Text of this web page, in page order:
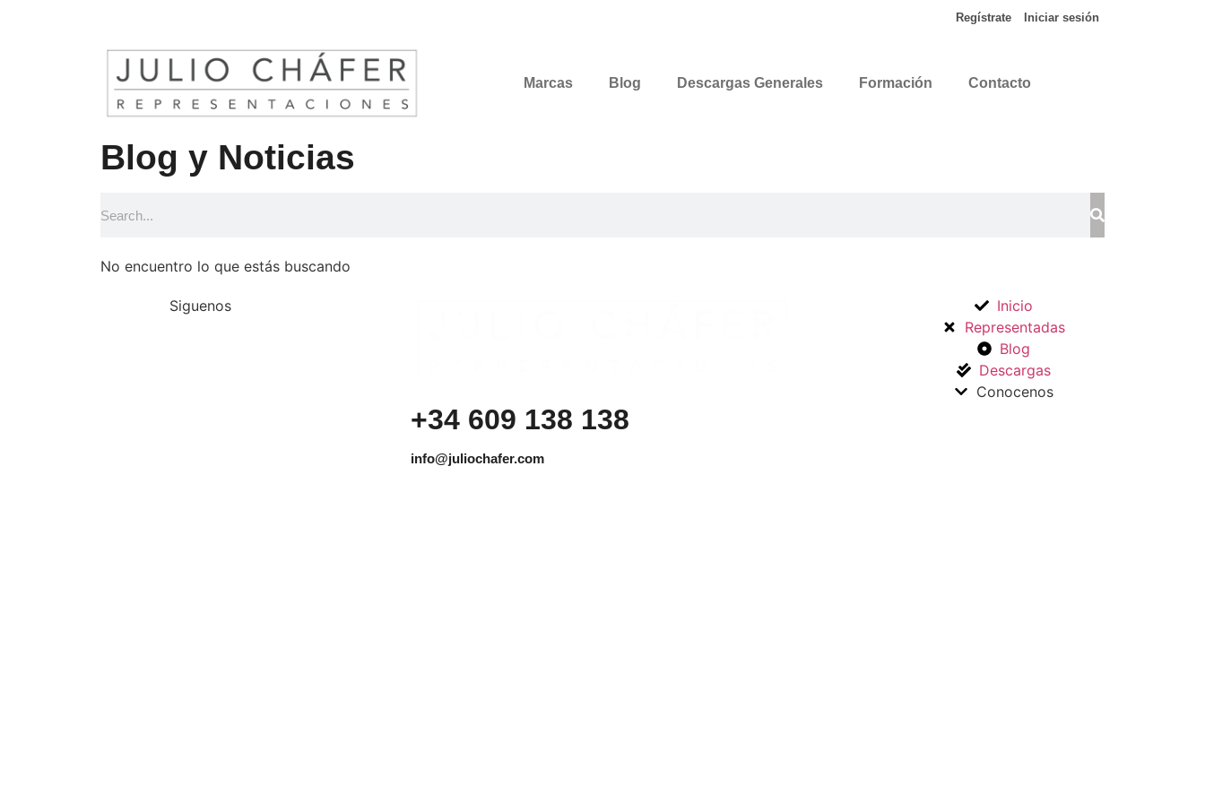
Regístrate Iniciar sesión
Marcas Blog Descargas Generales Formación Contacto
Blog y Noticias
No encuentro lo que estás buscando
Siguenos
+34 609 138 138
info@juliochafer.com
Inicio
Representadas
Blog
Descargas
Conocenos